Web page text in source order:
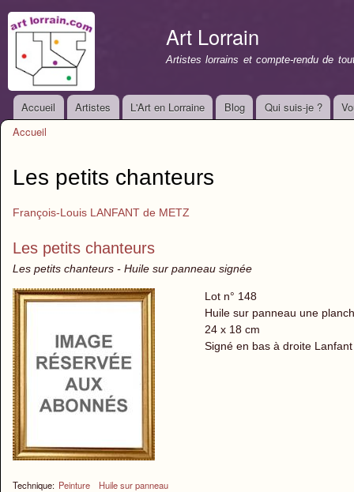
Art Lorrain
Artistes lorrains et compte-rendu de
Menu principal
Accueil Artistes L'Art en Lorraine Blog Qui suis-je ?
Accueil
Les petits chanteurs
François-Louis LANFANT de METZ
Les petits chanteurs
Les petits chanteurs - Huile sur panneau signée
Technique: Peinture Huile sur panneau
Lot n° 148
Huile sur panneau une
24 x 18 cm
Signé en bas à droite